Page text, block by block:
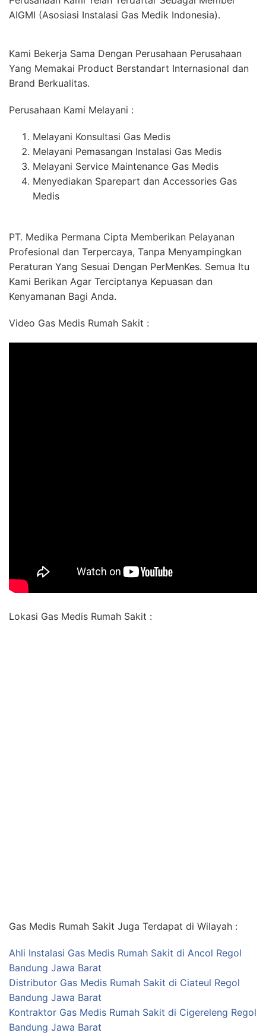
AIGMI (Asosiasi Instalasi Gas Medik Indonesia).
Kami Bekerja Sama Dengan Perusahaan Perusahaan
Yang Memakai Product Berstandart Internasional dan
Brand Berkualitas.
Perusahaan Kami Melayani :
Melayani Konsultasi Gas Medis
Melayani Pemasangan Instalasi Gas Medis
Melayani Service Maintenance Gas Medis
Menyediakan Sparepart dan Accessories Gas
Medis
PT. Medika Permana Cipta Memberikan Pelayanan
Profesional dan Terpercaya, Tanpa Menyampingkan
Peraturan Yang Sesuai Dengan PerMenKes. Semua Itu
Kami Berikan Agar Terciptanya Kepuasan dan
Kenyamanan Bagi Anda.
Video Gas Medis Rumah Sakit :
Lokasi Gas Medis Rumah Sakit :
Gas Medis Rumah Sakit Juga Terdapat di Wilayah :
Ahli Instalasi Gas Medis Rumah Sakit di Ancol Regol
Bandung Jawa Barat
Distributor Gas Medis Rumah Sakit di Ciateul Regol
Bandung Jawa Barat
Kontraktor Gas Medis Rumah Sakit di Cigereleng Regol
Bandung Jawa Barat